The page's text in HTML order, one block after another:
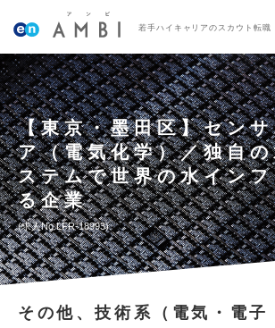
若手ハイキャリアのスカウト転職
【東京・墨田区】セン
ア（電気化学）／独自
ステムで世界の水イン
る企業
求人No.LFR-18993
その他、技術系（電気・電子